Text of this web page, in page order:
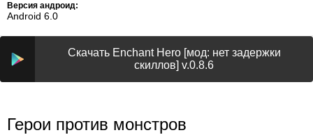
Версия андроид:
Android 6.0
Скачать Enchant Hero [мод: нет задержки
скиллов] v.0.8.6
Герои против монстров